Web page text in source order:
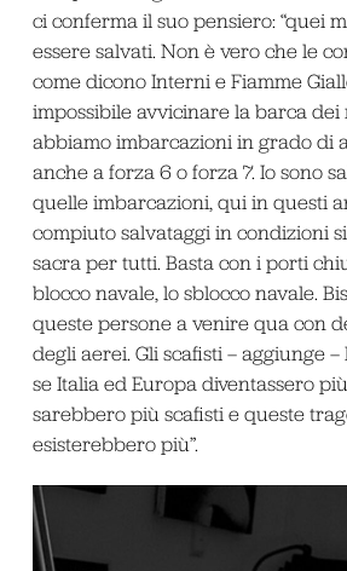
ci conferma il suo pensiero: “quei
essere salvati. Non è vero che le
come dicono Interni e Fiamme
impossibile avvicinare la barca dei
abbiamo imbarcazioni in grado di
anche a forza 6 o forza 7. Io sono
quelle imbarcazioni, qui in questi
compiuto salvataggi in condizioni
sacra per tutti. Basta con i porti
blocco navale, lo sblocco navale.
queste persone a venire qua con
degli aerei. Gli scafisti – aggiunge
se Italia ed Europa diventassero
sarebbero più scafisti e queste
esisterebbero più”.